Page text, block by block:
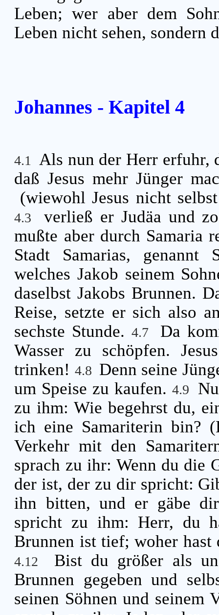
Leben; wer aber dem
Leben nicht sehen, sondern
Johannes - Kapitel 4
4.1
Als nun der Herr erfuhr,
daß Jesus mehr Jünger
(wiewohl Jesus nicht
4.3
verließ er Judäa und
mußte aber durch Samaria
Stadt Samarias, genannt
welches Jakob seinem
daselbst Jakobs Brunnen.
Reise, setzte er sich also
sechste Stunde.4.7
Da
Wasser zu schöpfen.
trinken! 4.8 Denn seine
um Speise zu kaufen. 4.9
zu ihm: Wie begehrst du,
ich eine Samariterin bin?
Verkehr mit den
sprach zu ihr: Wenn du die
der ist, der zu dir spricht:
ihn bitten, und er gäbe
spricht zu ihm: Herr, du
Brunnen ist tief; woher hast
4.12
Bist du größer als
Brunnen gegeben und
seinen Söhnen und seinem